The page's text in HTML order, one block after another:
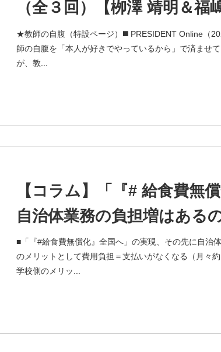
（全３回）【栁澤 靖明＆福
★教師の自腹（特設ページ）◼️ PRESIDENT Online（
師の自腹を「本人が好きでやっているから」で済ま
が、教...
【コラム】「『# 給食費無
自治体業務の負担増はある
■「『#給食費無償化』全国へ」の実現、その先に自
のメリットとして費用負担＝支払いがなくなる（月々
学校側のメリッ...